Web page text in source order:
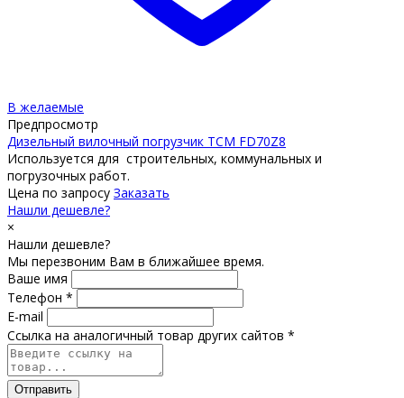
В желаемые
Предпросмотр
Дизельный вилочный погрузчик TCM FD70Z8
Используется для строительных, коммунальных и
погрузочных работ.
Цена по запросу Заказать
Нашли дешевле?
×
Нашли дешевле?
Мы перезвоним Вам в ближайшее время.
Ваше имя
Телефон *
E-mail
Ссылка на аналогичный товар других сайтов *
Отправить